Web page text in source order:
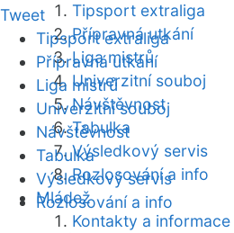
Tipsport extraliga
Přípravná utkání
Liga mistrů
Univerzitní souboj
Návštěvnost
Tabulka
Výsledkový servis
Rozlosování a info
Mládež
Kontakty a informace
Tweet
Tipsport extraliga
Přípravná utkání
Liga mistrů
Univerzitní souboj
Návštěvnost
Tabulka
Výsledkový servis
Rozlosování a info